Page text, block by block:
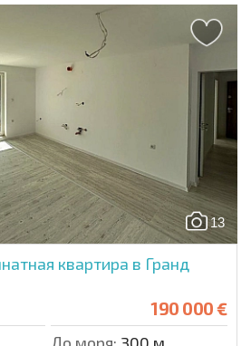
13
квартира в Гранд
190 000 €